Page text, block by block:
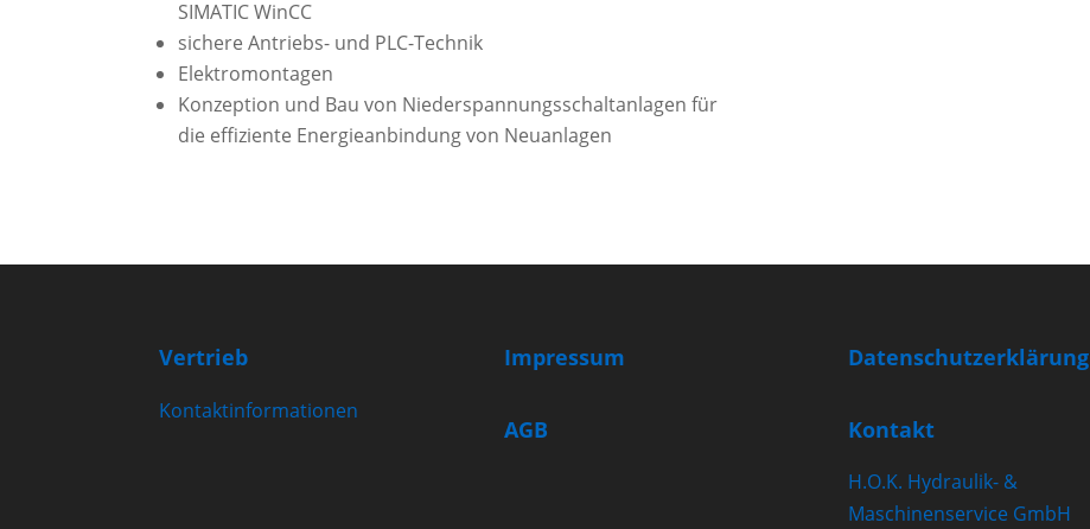
SIMATIC WinCC
sichere Antriebs- und PLC-Technik
Elektromontagen
Konzeption und Bau von Niederspannungsschaltanlagen für
die effiziente Energieanbindung von Neuanlagen
Vertrieb
Kontaktinformationen
Impressum
AGB
Datenschutzerklärung
Kontakt
H.O.K. Hydraulik- &
Maschinenservice GmbH